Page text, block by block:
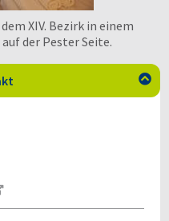
XIV. Bezirk in einem
der Pester Seite.
